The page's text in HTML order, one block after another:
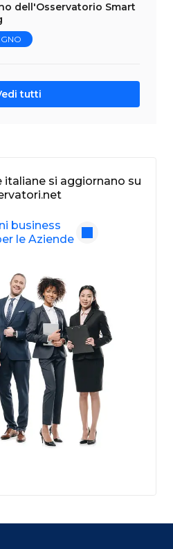
dell'Osservatorio Smart
tutti
italiane si aggiornano su
business
le Aziende